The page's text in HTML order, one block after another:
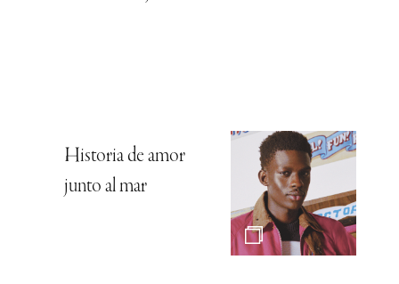
Historia de amor
junto al mar